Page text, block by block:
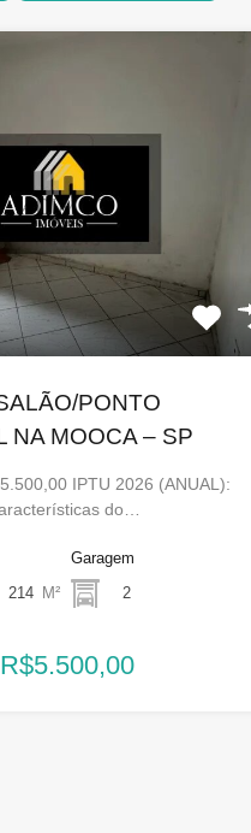
PONTO
NA MOOCA – SP
IPTU 2026 (ANUAL):
do…
214 M²
Garagem
2